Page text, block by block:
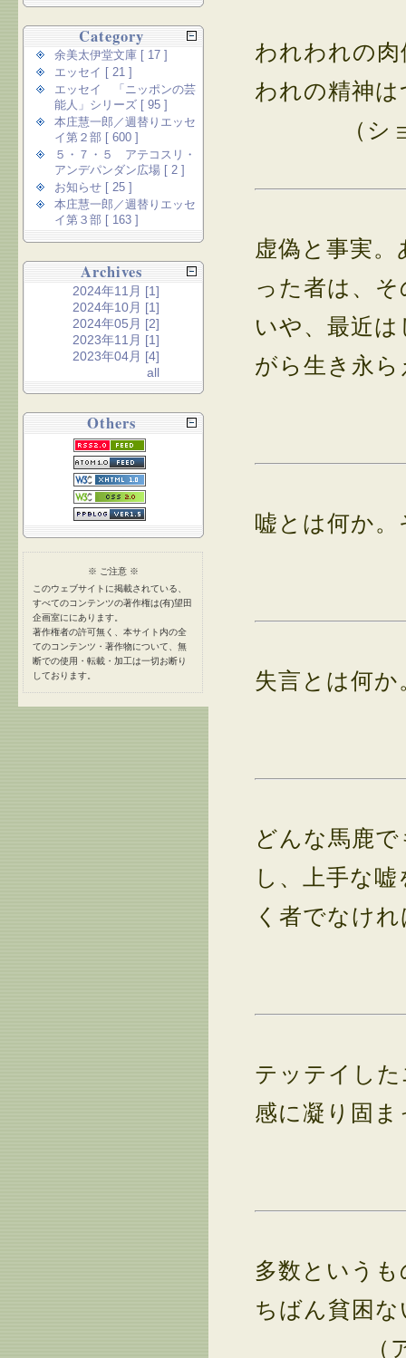
われわれの
われの精神
（
虚偽と事実
った者は、
いや、最近
がら生き永
嘘とは何か
失言とは何
どんな馬鹿
し、上手な
く者でなけ
テッテイし
感に凝り固
多数という
ちばん貧困
Category
余美太伊堂文庫 [ 17 ]
エッセイ [ 21 ]
エッセイ 「ニッポンの芸
能人」シリーズ [ 95 ]
本庄慧一郎／週替りエッセ
イ第２部 [ 600 ]
５・７・５ アテコスリ・
アンデパンダン広場 [ 2 ]
お知らせ [ 25 ]
本庄慧一郎／週替りエッセ
イ第３部 [ 163 ]
Archives
2024年11月 [1]
2024年10月 [1]
2024年05月 [2]
2023年11月 [1]
2023年04月 [4]
all
Others
※ ご注意 ※
このウェブサイトに掲載されている、
すべてのコンテンツの著作権は(有)望田
企画室ににあります。
著作権者の許可無く、本サイト内の全
てのコンテンツ・著作物について、無
断での使用・転載・加工は一切お断り
しております。